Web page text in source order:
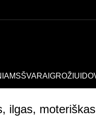
ŠVARAI GROŽIUI
ilgas,